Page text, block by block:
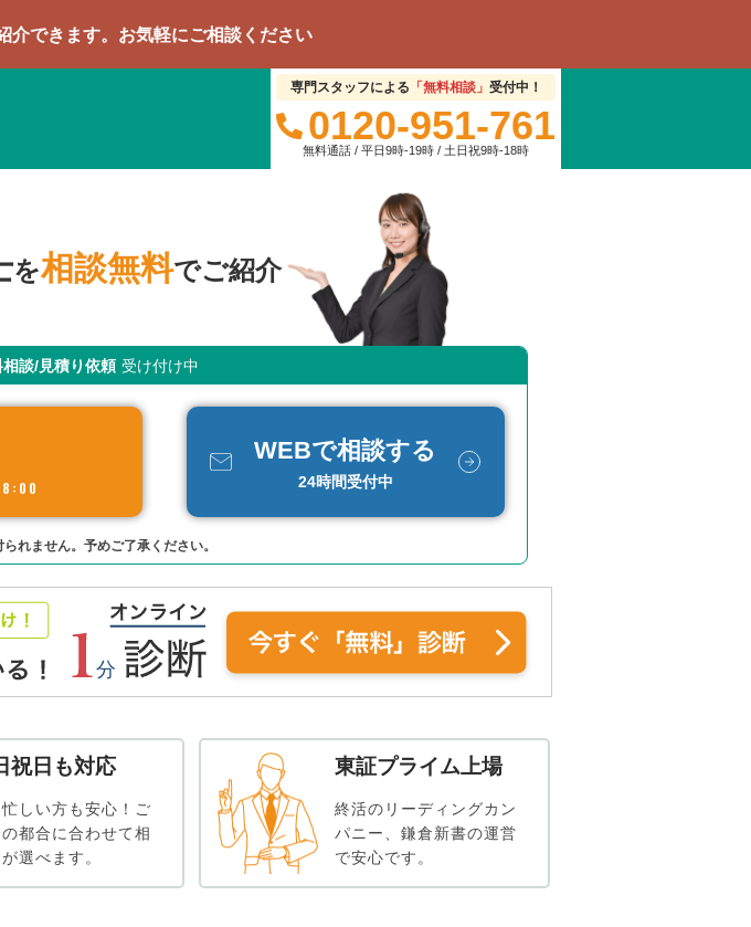
す。お気軽にご相談ください
専門スタッフによる 「無料相談」 受付中！
0120-951-761
無料通話 / 平日9時-19時 / 土日祝9時-18時
を相談無料でご紹介
相談/見積り依頼 受け付け中
WEBで相談する
24時間受付中
れません。予めご了承ください。
祝日も対応
しい方も安心！ご
の都合に合わせて相
選べます。
東証プライム上場
終活のリーディングカン
パニー、鎌倉新書の運営
で安心です。